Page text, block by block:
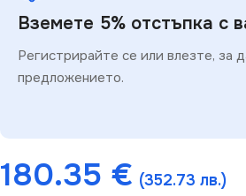
Вземете 5% отстъпка с
Регистрирайте се или влезте, за
предложението.
180.35 € (352.73 лв.)